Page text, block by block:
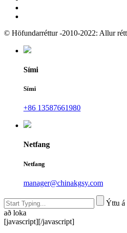
© Höfundarréttur -2010-2022: Allur
Sími
Sími
+86 13587661980
Netfang
Netfang
manager@chinakgsy.com
Ýttu á
að loka
[javascript][/javascript]